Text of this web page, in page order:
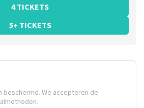
4 TICKETS
5+ TICKETS
beschermd. We accepteren de